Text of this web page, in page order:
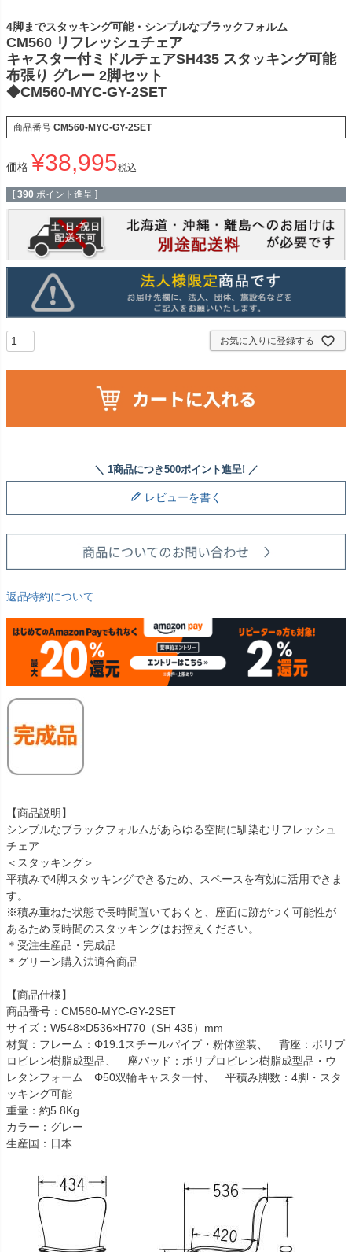
4脚までスタッキング可能・シンプルなブラックフォルム
CM560 リフレッシュチェア
キャスター付ミドルチェアSH435 スタッキング可能
布張り グレー 2脚セット
◆CM560-MYC-GY-2SET
商品番号 CM560-MYC-GY-2SET
価格 ¥38,995税込
[ 390 ポイント進呈 ]
お気に入りに登録する
レビューを書く
返品特約について
【商品説明】
シンプルなブラックフォルムがあらゆる空間に馴染むリフレッシュ
チェア
＜スタッキング＞
平積みで4脚スタッキングできるため、スペースを有効に活用できま
す。
※積み重ねた状態で長時間置いておくと、座面に跡がつく可能性が
あるため長時間のスタッキングはお控えください。
＊受注生産品・完成品
＊グリーン購入法適合商品
【商品仕様】
商品番号：CM560-MYC-GY-2SET
サイズ：W548×D536×H770（SH 435）mm
材質：フレーム：Φ19.1スチールパイプ・粉体塗装、 背座：ポリプ
ロピレン樹脂成型品、 座パッド：ポリプロピレン樹脂成型品・ウ
レタンフォーム Φ50双輪キャスター付、 平積み脚数：4脚・スタ
ッキング可能
重量：約5.8Kg
カラー：グレー
生産国：日本